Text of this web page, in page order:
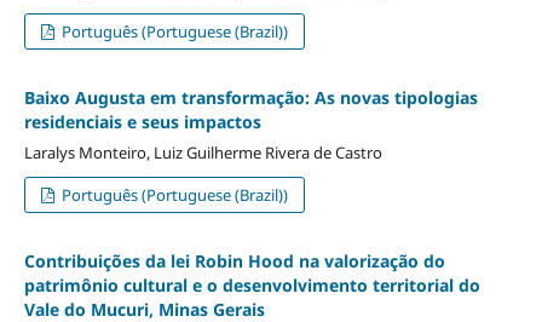
Português (Portuguese (Brazil))
Baixo Augusta em transformação: As novas tipologias
residenciais e seus impactos
Laralys Monteiro, Luiz Guilherme Rivera de Castro
Português (Portuguese (Brazil))
Contribuições da lei Robin Hood na valorização do
patrimônio cultural e o desenvolvimento territorial do
Vale do Mucuri, Minas Gerais